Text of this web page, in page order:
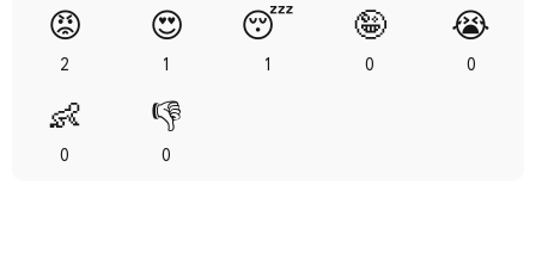
😡
2
😍
1
😴
1
🤪
0
😭
0
👶
0
👎
0